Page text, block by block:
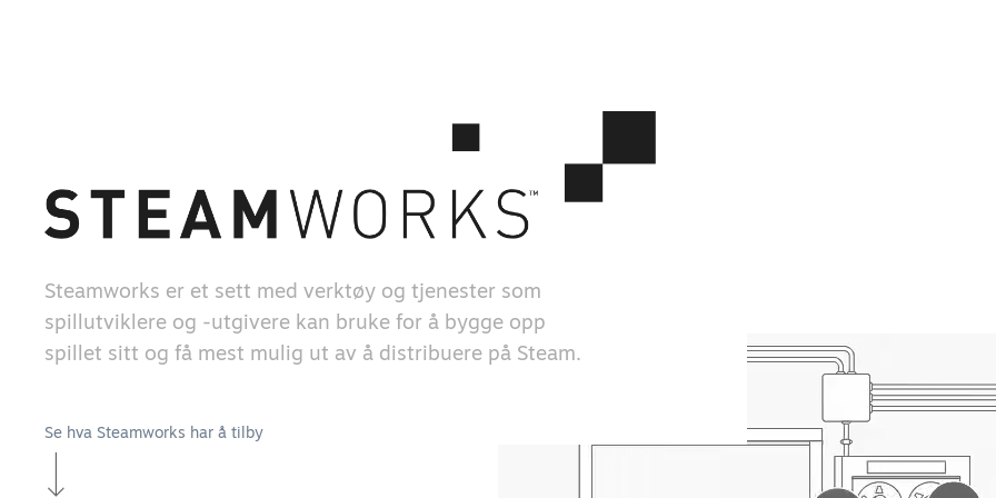
Steamworks er et sett med verktøy og tjenester som
spillutviklere og -utgivere kan bruke for å bygge opp
spillet sitt og få mest mulig ut av å distribuere på Steam.
Se hva Steamworks har å tilby